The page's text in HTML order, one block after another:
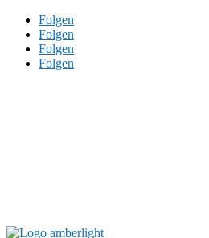
Folgen
Folgen
Folgen
Folgen